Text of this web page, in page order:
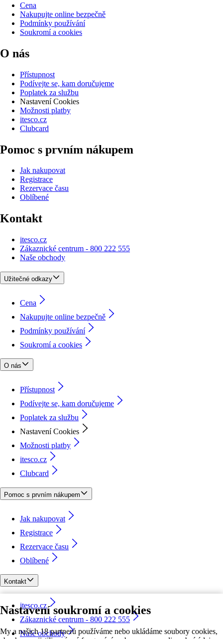
Nastavení soukromí a cookies
My a našich 18 partnerů používáme nebo ukládáme soubory cookies,
Cena
Nakupujte online bezpečně
Podmínky používání
Soukromí a cookies
O nás
Přístupnost
Podívejte se, kam doručujeme
Poplatek za službu
Nastavení Cookies
Možnosti platby
itesco.cz
Clubcard
Pomoc s prvním nákupem
Jak nakupovat
Registrace
Rezervace času
Oblíbené
Kontakt
itesco.cz
Zákaznické centrum - 800 222 555
Naše obchody
Užitečné odkazy
Cena
Nakupujte online bezpečně
Podmínky používání
Soukromí a cookies
O nás
Přístupnost
Podívejte se, kam doručujeme
Poplatek za službu
Nastavení Cookies
Možnosti platby
itesco.cz
Clubcard
Pomoc s prvním nákupem
Jak nakupovat
Registrace
Rezervace času
Oblíbené
Kontakt
itesco.cz
Zákaznické centrum - 800 222 555
Naše obchody